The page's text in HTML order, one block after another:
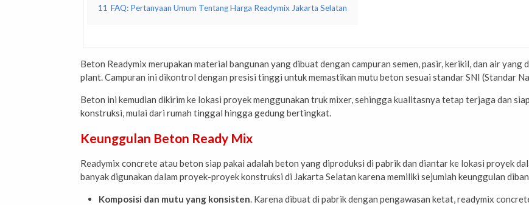
11 FAQ: Pertanyaan Umum Tentang Harga Readymix Jakarta Selatan
Beton Readymix merupakan material bangunan yang dibuat dengan campuran semen, pasir, kerikil, dan air
plant. Campuran ini dikontrol dengan presisi tinggi untuk memastikan mutu beton sesuai standar SNI (Standar
Beton ini kemudian dikirim ke lokasi proyek menggunakan truk mixer, sehingga kualitasnya tetap terjaga dan
konstruksi, mulai dari rumah tinggal hingga gedung bertingkat.
Keunggulan Beton Ready Mix
Readymix concrete atau beton siap pakai adalah beton yang diproduksi di pabrik dan diantar ke lokasi proyek
banyak digunakan dalam proyek-proyek konstruksi di Jakarta Selatan karena memiliki sejumlah keunggulan
Komposisi dan mutu yang konsisten. Karena dibuat di pabrik dengan pengawasan ketat, readymix